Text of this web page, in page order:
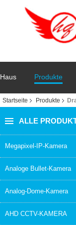
Haus Produkte
Startseite Produkte
ALLE
Megapixel-IP-Kamera
Analoge Bullet-Kamera
Analog-Dome-Kamera
AHD CCTV-KAMERA